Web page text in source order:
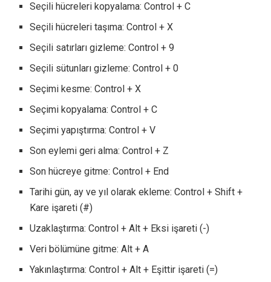
Seçili hücreleri kopyalama: Control + C
Seçili hücreleri taşıma: Control + X
Seçili satırları gizleme: Control + 9
Seçili sütunları gizleme: Control + 0
Seçimi kesme: Control + X
Seçimi kopyalama: Control + C
Seçimi yapıştırma: Control + V
Son eylemi geri alma: Control + Z
Son hücreye gitme: Control + End
Tarihi gün, ay ve yıl olarak ekleme: Control + Shift +
Kare işareti (#)
Uzaklaştırma: Control + Alt + Eksi işareti (-)
Veri bölümüne gitme: Alt + A
Yakınlaştırma: Control + Alt + Eşittir işareti (=)